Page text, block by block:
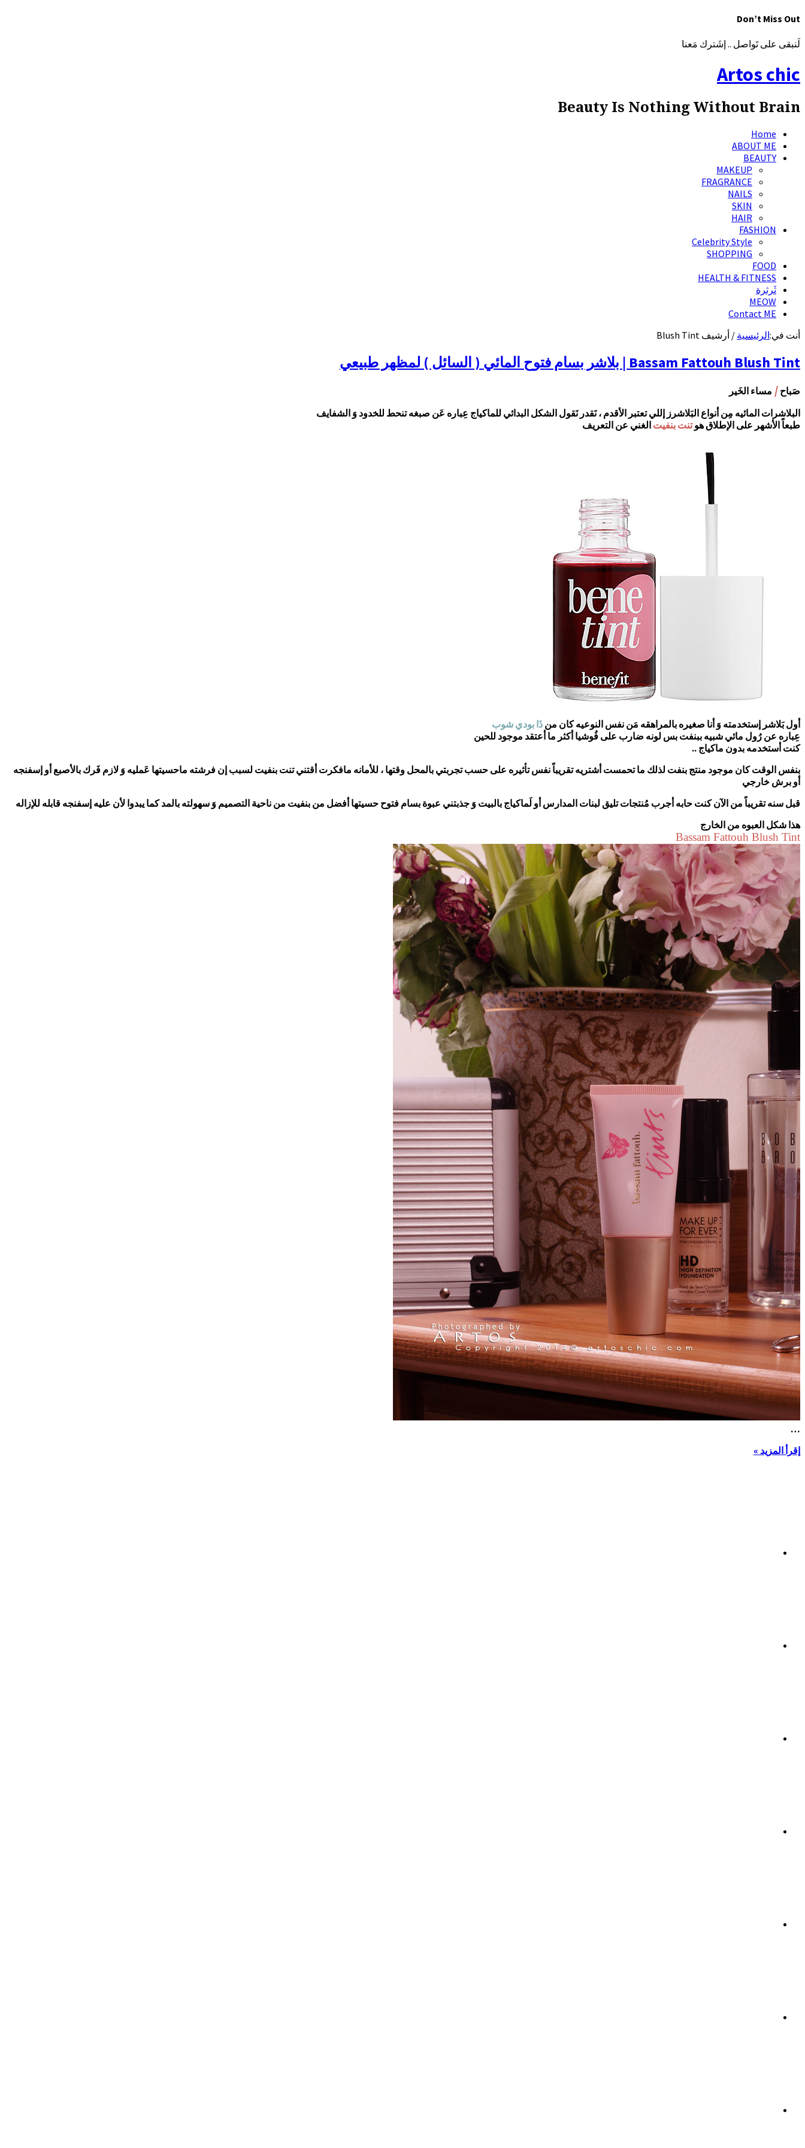
Don’t Miss Out
لَنبقى على تَواصل .. إشَترك مَعنا
Artos chic
Beauty Is Nothing Without Brain
Home
ABOUT ME
BEAUTY
MAKEUP
FRAGRANCE
NAILS
SKIN
HAIR
FASHION
Celebrity Style
SHOPPING
FOOD
HEALTH & FITNESS
ثَرثرة
MEOW
Contact ME
أنت في:الرئيسية / أرشيف Blush Tint
Bassam Fattouh Blush Tint | بلاشر بسام فتوح المائي ( السائل ) لمظهر طبيعي
صَباح / مساء الخَير
البلاشرات المائيه مِن أنواع البَلاشرز إللي تعتبر الأقدم ، نَقدر نَقول الشكل البدائي للماكياج عِباره عَن صبغه تنحط للخدود وَ الشفايف
طبعاً الأشهر على الإطلاق هوتنت بنفيت الغني عن التعريف
أول بَلاشر إستخدمته وَ أنا صغيره بالمراهقه مَن نفس النوعيه كان من ذَا بودي شوب
عِباره عن رُول مائي شبيه ببنفت بس لونه ضارب على فُوشيا أكثر ما أعتقد موجود للحين
كنت أستخدمه بدون ماكياج ..
بنفس الوقت كان موجود منتج بنفت لذلك ما تحمست أشتريه تقريباً نفس تأثيره على حسب تجربتي بالمحل وقتها ، للأمانه مافكرت أقتني تنت بنفيت لسبب إن فرشته ماحسيتها عَمليه وَ لازم فَرك بالأصبع أو إسفنجه
أو برش خارجي
قبل سنه تقريباً من الآن كنت حابه أجرب مُنتجات تليق لبنات المدارس أو لَماكياج بالبيت وَ جذبتني عبوة بسام فتوح حسيتها أفضل من بنفيت من ناحية التصميم وَ سهولته بالمد كما يبدوا لأن عليه إسفنجه قابله للإزاله
هذا شكل العبوه من الخارج
Bassam Fattouh Blush Tint
…
إقرأ المزيد »